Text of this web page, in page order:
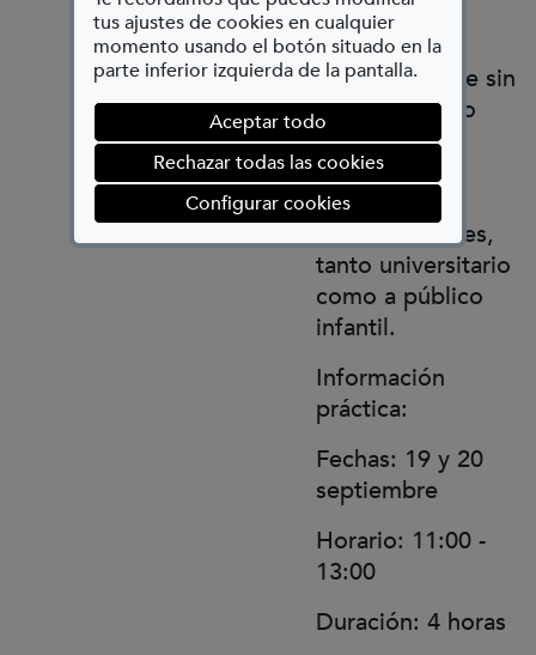
tus ajustes de cookies en cualquier
momento usando el botón situado en la
parte inferior izquierda de la pantalla.
Aceptar todo
Rechazar todas las cookies
Configurar cookies(abre en ventana
belleza lo
cotidiano y
aparentemente sin
sentido. Como
docente ha
enseñado
fotografía a
diversos niveles,
tanto universitario
como a público
infantil.
Información
práctica:
Fechas: 19 y 20
septiembre
Horario: 11:00 -
13:00
Duración: 4 horas